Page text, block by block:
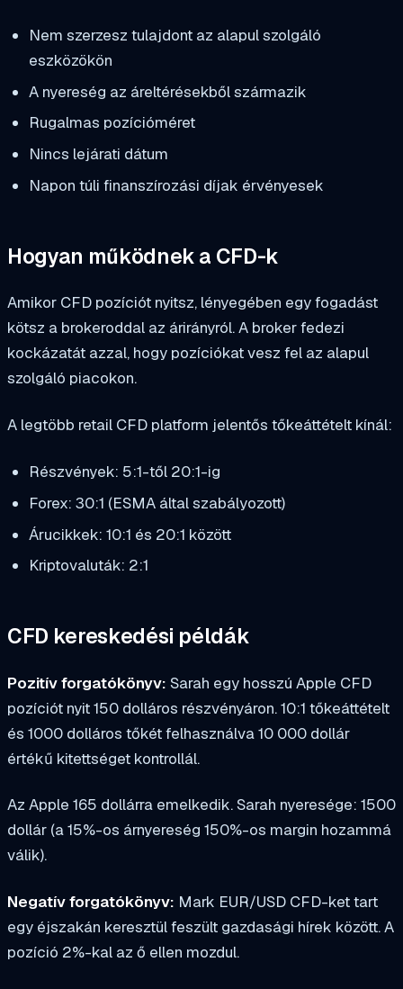
Nem szerzesz tulajdont az alapul szolgáló
eszközökön
A nyereség az áreltérésekből származik
Rugalmas pozícióméret
Nincs lejárati dátum
Napon túli finanszírozási díjak érvényesek
Hogyan működnek a CFD-k
Amikor CFD pozíciót nyitsz, lényegében egy fogadást
kötsz a brokeroddal az árirányról. A broker fedezi
kockázatát azzal, hogy pozíciókat vesz fel az alapul
szolgáló piacokon.
A legtöbb retail CFD platform jelentős tőkeáttételt kínál:
Részvények: 5:1-től 20:1-ig
Forex: 30:1 (ESMA által szabályozott)
Árucikkek: 10:1 és 20:1 között
Kriptovaluták: 2:1
CFD kereskedési példák
Pozitív forgatókönyv: Sarah egy hosszú Apple CFD
pozíciót nyit 150 dolláros részvényáron. 10:1 tőkeáttételt
és 1000 dolláros tőkét felhasználva 10 000 dollár
értékű kitettséget kontrollál.
Az Apple 165 dollárra emelkedik. Sarah nyeresége: 1500
dollár (a 15%-os árnyereség 150%-os margin hozammá
válik).
Negatív forgatókönyv: Mark EUR/USD CFD-ket tart
egy éjszakán keresztül feszült gazdasági hírek között. A
pozíció 2%-kal az ő ellen mozdul.